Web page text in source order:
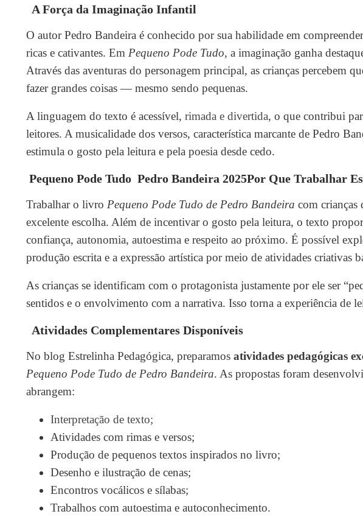
A Força da Imaginação Infantil
O autor Pedro Bandeira é conhecido por sua habilidade em
ricas e cativantes. Em Pequeno Pode Tudo, a imaginação ganha
Através das aventuras do personagem principal, as crianças percebem
fazer grandes coisas — mesmo sendo pequenas.
A linguagem do texto é acessível, rimada e divertida, o que contribui
leitores. A musicalidade dos versos, característica marcante de Pedro
estimula o gosto pela leitura e pela poesia desde cedo.
Pequeno Pode Tudo Pedro Bandeira 2025Por Que Trabalhar
Trabalhar o livro Pequeno Pode Tudo de Pedro Bandeira com crianças
excelente escolha. Além de incentivar o gosto pela leitura, o texto
confiança, autonomia, autoestima e respeito ao próximo. É possível
produção escrita e a expressão artística por meio de atividades criativas
As crianças se identificam com o protagonista justamente por ele ser
sentidos e o envolvimento com a narrativa. Isso torna a experiência de
Atividades Complementares Disponíveis
No blog Estrelinha Pedagógica, preparamos atividades pedagógicas
Pequeno Pode Tudo de Pedro Bandeira. As propostas foram
abrangem:
Interpretação de texto;
Atividades com rimas e versos;
Produção de pequenos textos inspirados no livro;
Desenho e ilustração de cenas;
Encontros vocálicos e sílabas;
Trabalhos com autoestima e autoconhecimento.